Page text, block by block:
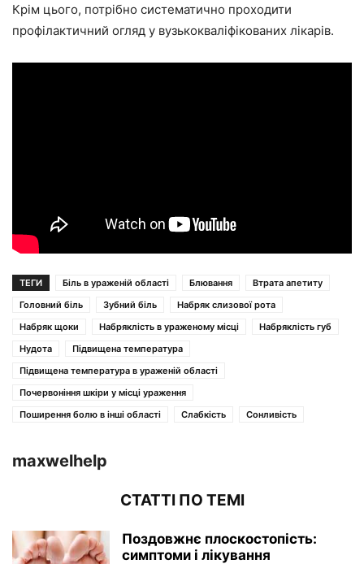
Крім цього, потрібно систематично проходити
профілактичний огляд у вузькокваліфікованих лікарів.
ТЕГИ Біль в ураженій області Блювання
Втрата апетиту
Головний біль
Зубний біль
Набряк слизової рота
Набряк щоки
Набряклість в ураженому місці
Набряклість губ
Нудота
Підвищена температура
Підвищена температура в ураженій області
Почервоніння шкіри у місці ураження
Поширення болю в інші області
Слабкість Сонливість
maxwelhelp
СТАТТІ ПО ТЕМІ
Поздовжнє плоскостопість:
симптоми і лікування